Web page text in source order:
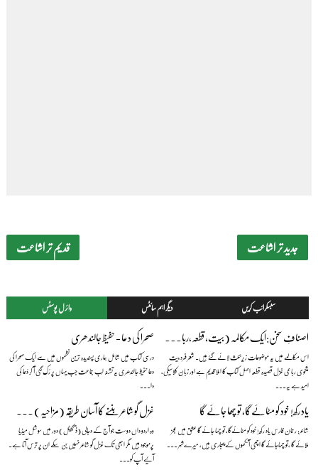
جدید تر اشاعت قدیم تر اشاعت
وائرل پوسٹس دیگر اہم سائٹس سبسکرائب کریں
صحرا کی دعا - حفیظ جالندھری
درسی کتاب میں شامل ہماری پسندیدہ ترین نظموں میں سے ایک صحرا کی
دعا حفیظ جالندھری یہ تشنہ لَب جماعت جب یہاں پر رُک گئی آ کر دُعا کی
دا...
اصنافِ سخن:ایک مکالمہ (بیت،قطعہ،رباعی،غزل) — بیج ناتھ سہائے فگارؔ
اس مکالمے میں یہ موضوعات زیرِ بحث لائے گئے ہیں۔ شعر فرد بیت
مثنوی رباعی غزل قصیدہ قطعہ اصل کتاب کا املا قدیم ہے اور زبان کلاسیکی،
امید ہے یہ...
غزل گو شاعر بننے کا آسان طریقہ (مزاحیہ) — نعمان علی خان
وہ اردو داں دوست جو آج کے دجالی (ڈیجیٹل) دور میں سوشل میڈیا
پرموجود ہیں مگر ابھی تک غزل گو شاعر نہیں بن سکے ان پر ترس آتا ہے۔
آئیے آپ کو...
یاد رکھ! خود کو مٹائےگا، تو چھا جائے گا
شاعر: رحمان فارس یاد رکھ! خود کو مٹائےگا، تو چھا جائے گا عشق میں عجز
ملائے گا ،تو چھاجائے گا اچھی آنکھوں کے پجاری ہیں، میرےشہر ...